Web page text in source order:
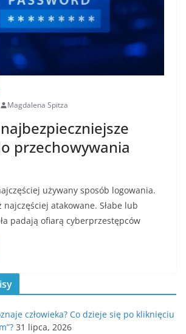
Magdalena Spitza
przechowywania
używany sposób logowania.
najczęściej atakowane. Słabe lub
padają ofiarą cyberprzestępców
człowieka? Co dzieje się po kliknięciu
31 lipca, 2026